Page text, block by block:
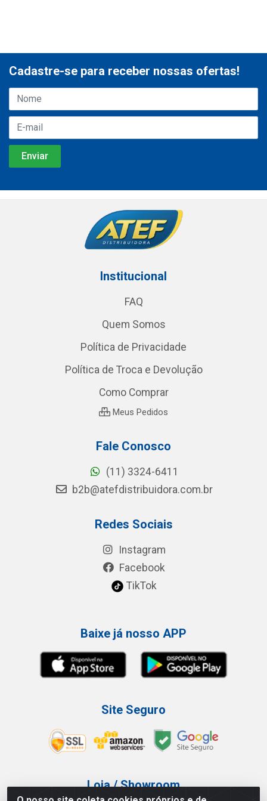
Cadastre-se para receber nossas ofertas!
Institucional
FAQ
Quem Somos
Política de Privacidade
Política de Troca e Devolução
Como Comprar
Meus Pedidos
Fale Conosco
(11) 3324-6411
b2b@atefdistribuidora.com.br
Redes Sociais
Instagram
Facebook
TikTok
Baixe já nosso APP
Site Seguro
Loja / Showroom